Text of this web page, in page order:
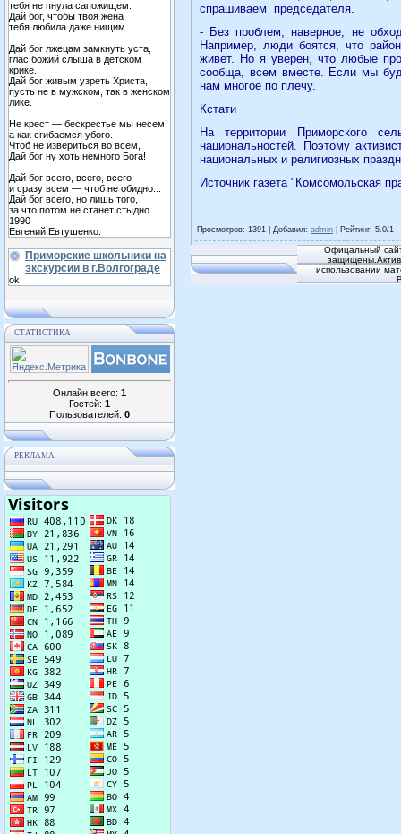
тебя не пнула сапожищем.
Дай бог, чтобы твоя жена
тебя любила даже нищим.
Дай бог лжецам замкнуть уста,
глас божий слыша в детском
крике.
Дай бог живым узреть Христа,
пусть не в мужском, так в женском
лике.
Не крест — бескрестье мы несем,
а как сгибаемся убого.
Чтоб не извериться во всем,
Дай бог ну хоть немного Бога!
Дай бог всего, всего, всего
и сразу всем — чтоб не обидно...
Дай бог всего, но лишь того,
за что потом не станет стыдно.
1990
Евгений Евтушенко.
Приморские школьники на
экскурсии в г.Волгограде
ok!
СТАТИСТИКА
Онлайн всего: 1
Гостей: 1
Пользователей: 0
РЕКЛАМА
спрашиваем
председателя.
- Без проблем, наверное, не
Например, люди боятся, что
живет. Но я уверен, что любые
сообща, всем вместе. Если мы
нам многое по плечу.
Кстати
На территории Приморского
национальностей. Поэтому
национальных и религиозных
Источник газета "Комсомольская
Просмотров: 1391 | Добавил: admin Рейтинг: 5.0/1
Офицальный
использовании